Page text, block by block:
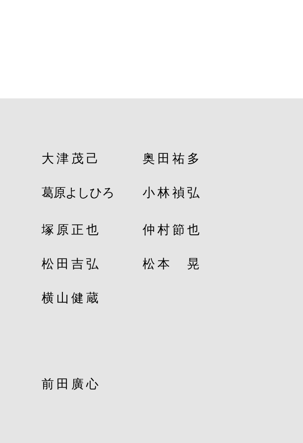
大津茂己
​葛原よしひろ
塚原正也
松田吉弘
奥田祐多
小林禎弘
仲村節也
松本 晃
​横山健蔵
​前田廣心